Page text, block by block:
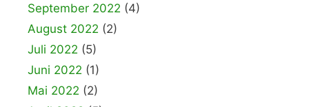
September 2022 (4)
August 2022 (2)
Juli 2022 (5)
Juni 2022 (1)
Mai 2022 (2)